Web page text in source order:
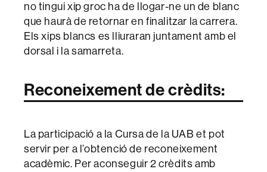
no tingui xip groc ha de llogar-ne un de blanc
que haurà de retornar en finalitzar la carrera.
Els xips blancs es lliuraran juntament amb el
dorsal i la samarreta.
Reconeixement de crèdits:
La participació a la Cursa de la UAB et pot
servir per a l’obtenció de reconeixement
acadèmic. Per aconseguir 2 crèdits amb